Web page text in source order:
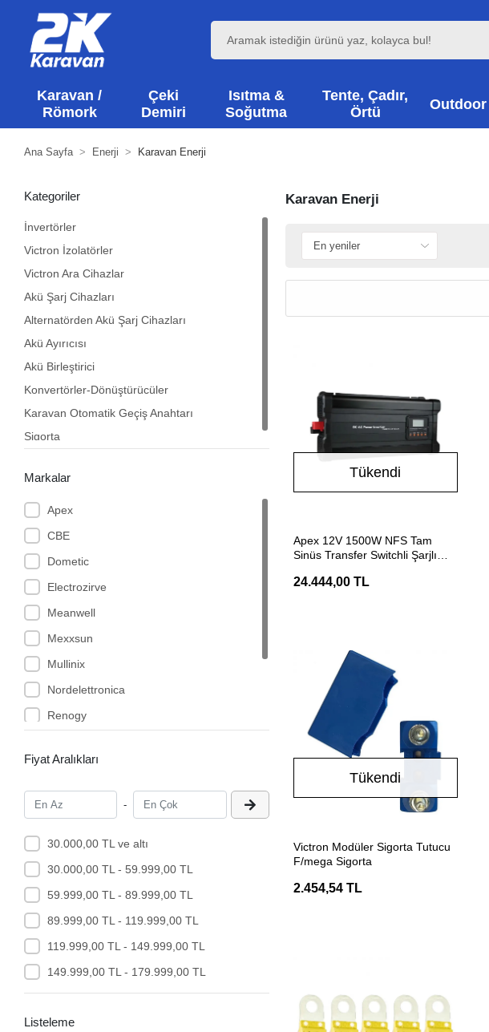
Karavan /
Römork
Çeki
Demiri
Isıtma &
Soğutma
Tente, Çadır,
Örtü
Outdoor
Ana Sayfa Enerji Karavan Enerji
Kategoriler
İnvertörler
Victron İzolatörler
Victron Ara Cihazlar
Akü Şarj Cihazları
Alternatörden Akü Şarj Cihazları
Akü Ayırıcısı
Akü Birleştirici
Konvertörler-Dönüştürücüler
Karavan Otomatik Geçiş Anahtarı
Sigorta
Markalar
Apex
CBE
Dometic
Electrozirve
Meanwell
Mexxsun
Mullinix
Nordelettronica
Renogy
Victron
Victron Energy
Fiyat Aralıkları
-
30.000,00 TL ve altı
30.000,00 TL - 59.999,00 TL
59.999,00 TL - 89.999,00 TL
89.999,00 TL - 119.999,00 TL
119.999,00 TL - 149.999,00 TL
149.999,00 TL - 179.999,00 TL
Listeleme
Karavan Enerji
Tükendi
Apex 12V 1500W NFS Tam
Sinüs Transfer Switchli Şarjlı
24.444,00 TL
Tükendi
Victron Modüler Sigorta Tutucu
F/mega Sigorta
2.454,54 TL